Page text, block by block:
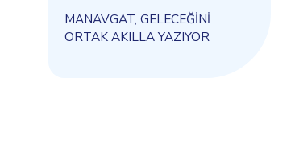
MANAVGAT, GELECEĞİNİ
ORTAK AKILLA YAZIYOR